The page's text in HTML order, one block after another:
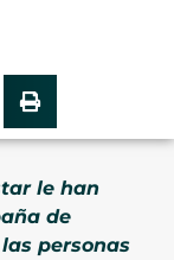
le han
de
personas